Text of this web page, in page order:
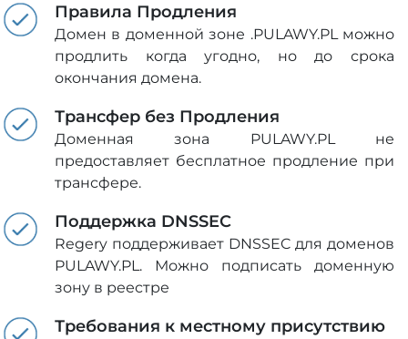
Правила Продления
Домен в доменной зоне .PULAWY.PL можно
продлить когда угодно, но до срока
окончания домена.
Трансфер без Продления
Доменная зона PULAWY.PL не
предоставляет бесплатное продление при
трансфере.
Поддержка DNSSEC
Regery поддерживает DNSSEC для доменов
PULAWY.PL. Можно подписать доменную
зону в реестре
Требования к местному присутствию